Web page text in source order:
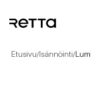
Etusivu/Isännöinti/